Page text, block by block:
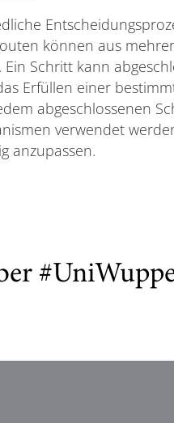
können aus
Schritt kann
Erfüllen einer
abgeschlossenen
verwendet
anzupassen.